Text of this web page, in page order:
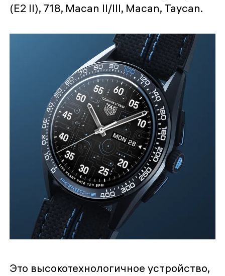
(E2 II), 718, Macan II/III, Macan, Taycan.
Это высокотехнологичное устройство,